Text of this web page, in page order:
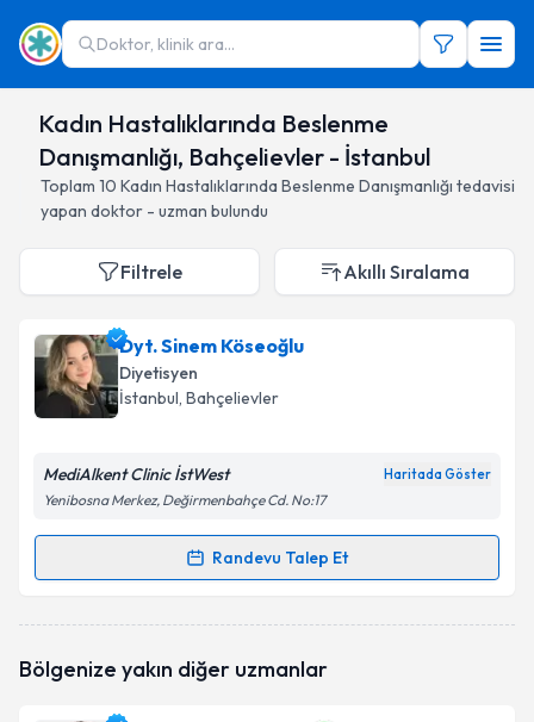
Doktor, klinik ara...
Kadın Hastalıklarında Beslenme
Danışmanlığı, Bahçelievler - İstanbul
Toplam 10 Kadın Hastalıklarında Beslenme Danışmanlığı tedavisi
yapan doktor - uzman bulundu
Filtrele Akıllı Sıralama
Dyt. Sinem Köseoğlu
Diyetisyen
İstanbul, Bahçelievler
MediAlkent Clinic İstWest Haritada Göster
Yenibosna Merkez, Değirmenbahçe Cd. No:17
Randevu Talep Et
Randevu Takvimi Talebi
oluşturun. Size bu uzmandan randevu almanız için bir
Bölgenize yakın diğer uzmanlar